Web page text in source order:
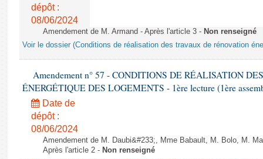
dépôt :
08/06/2024
Amendement de M. Armand - Après l'article 3 - Non renseigné
Voir le dossier (Conditions de réalisation des travaux de rénovation
Amendement n° 57 - CONDITIONS DE RÉALISATION
ÉNERGÉTIQUE DES LOGEMENTS - 1ère lecture (1ère
Date de
dépôt :
08/06/2024
Amendement de M. Daubi&#233;, Mme Babault, M. Bolo, M.
Après l'article 2 - Non renseigné